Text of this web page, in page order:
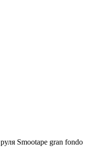
Smootape gran fondo